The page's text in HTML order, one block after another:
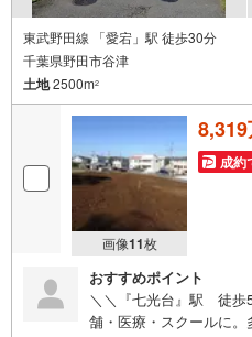
東武野田線 「愛宕」駅 徒歩30分
千葉県野田市谷津
土地2500m2
画像11枚
成約
おすすめポイント
＼＼『七光台』駅 徒歩
舗・医療・スクールに